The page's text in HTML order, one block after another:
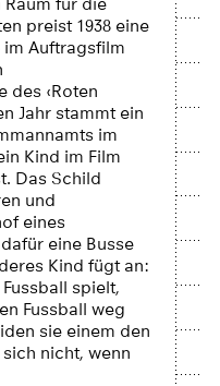
preist 1938 eine
Auftragsfilm
des ‹Roten
Jahr stammt ein
im
Kind im Film
Das Schild
und
eines
eine Busse
Kind fügt an:
spielt,
Fussball weg
sie einem den
nicht, wenn